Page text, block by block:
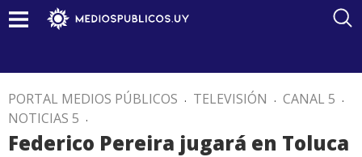
PORTAL MEDIOS PÚBLICOS . TELEVISIÓN . CANAL 5 .
NOTICIAS 5 .
Federico Pereira jugará en Toluca